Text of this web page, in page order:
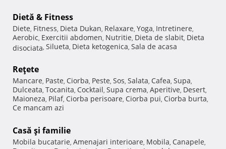
Dietă & Fitness
Diete, Fitness, Dieta Dukan, Relaxare, Yoga, Intretinere,
Aerobic, Exercitii abdomen, Nutritie, Dieta de slabit, Dieta
disociata, Silueta, Dieta ketogenica, Sala de acasa
Reţete
Mancare, Paste, Ciorba, Peste, Sos, Salata, Cafea, Supa,
Dulceata, Tocanita, Cocktail, Supa crema, Aperitive, Desert,
Maioneza, Pilaf, Ciorba perisoare, Ciorba pui, Ciorba burta,
Ce mancam azi
Casă şi familie
Mobila bucatarie, Amenajari interioare, Mobila, Canapele,